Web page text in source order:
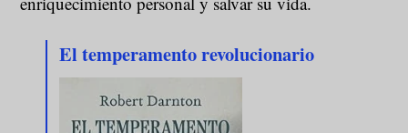
El temperamento revolucionario